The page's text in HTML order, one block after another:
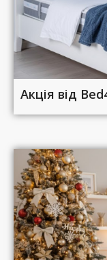
Акція від